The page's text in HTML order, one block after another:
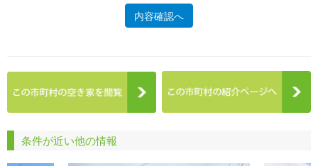
内容確認へ
条件が近い他の情報